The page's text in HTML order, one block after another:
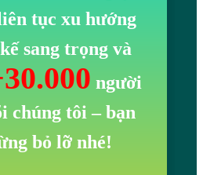
tục xu hướng
sang trọng và
người
chúng tôi – bạn
bỏ lỡ nhé!